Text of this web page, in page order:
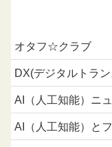
オタフ☆クラブ
DX(デジタルトラ
AI（人工知能）ニ
AI（人工知能）と